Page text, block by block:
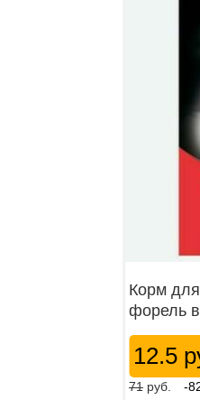
Корм
форель в
12.5
71 руб. -